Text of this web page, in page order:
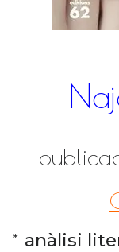
* anàlisi